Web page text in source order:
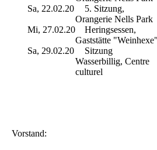
Sa, 22.02.20
5. Sitzung,
Orangerie Nells Park
Mi, 27.02.20 Heringsessen,
Gaststätte
Sa, 29.02.20
Sitzung
Wasserbillig, Centre
culturel
Vorstand: